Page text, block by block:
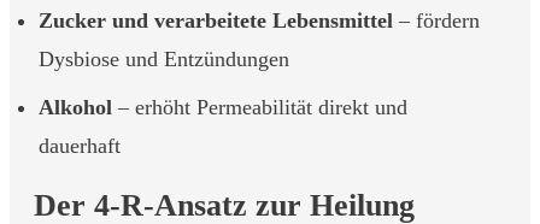
Zucker und verarbeitete Lebensmittel – fördern
Dysbiose und Entzündungen
Alkohol – erhöht Permeabilität direkt und
dauerhaft
Der 4-R-Ansatz zur Heilung